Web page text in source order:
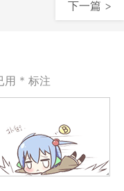
下一篇 >
用 * 标注